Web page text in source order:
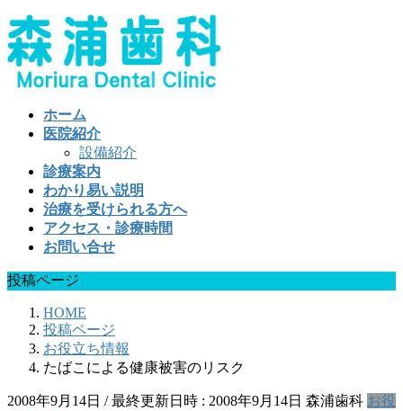
コ
ン
テ
ン
ナ
ビ
ゲ
ー
ホーム
医院紹介
設備紹介
診療案内
わかり易い説明
治療を受けられる方へ
アクセス・診療時間
お問い合せ
投稿ページ
HOME
投稿ページ
お役立ち情報
たばこによる健康被害のリスク
2008年9月14日 / 最終更新日時 : 2008年9月14日 森浦歯科 お役